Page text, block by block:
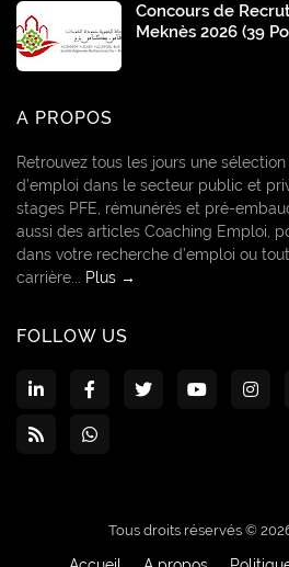
Concours de
Meknès 2026 (39
A PROPOS
Retrouvez tous les jours une
d’emploi dans le secteur public et
stages PFE, rémunérés et pré-
aussi des articles Coaching Emploi,
dans votre recherche d’emploi ou
carrière...
Plus →
FOLLOW US
Tous droits réservés ©